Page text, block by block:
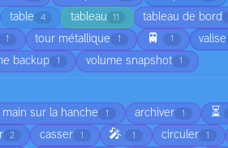
table 4 tableau 11 tableau de bord
1 tour métallique 1 🚆 1 valise
backup 1 volume snapshot 1
main sur la hanche 1 archiver 1 ⏳
2 casser 1 🎤 1 circuler 1